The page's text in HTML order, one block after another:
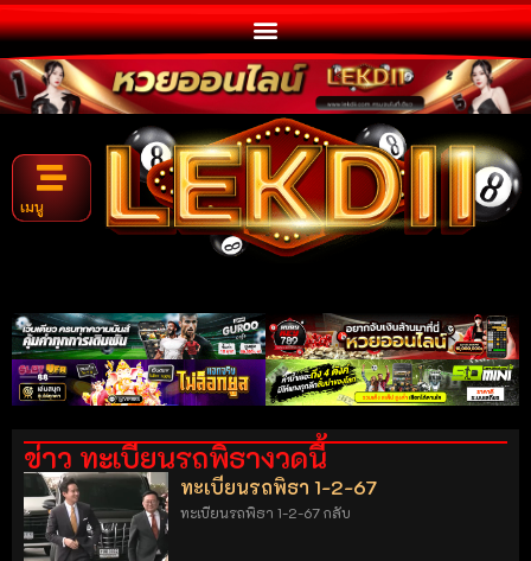
เมนู
ข่าว ทะเบียนรถพิธางวดนี้
ทะเบียนรถพิธา 1-2-67
ทะเบียนรถพิธา 1-2-67 กลับ